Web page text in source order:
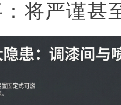
将严谨甚